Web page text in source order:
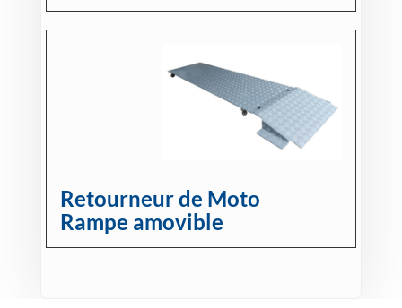
Retourneur de Moto
Rampe amovible